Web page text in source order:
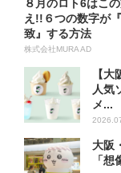
８月のロト6はこ
え!!６つの数字が
致』する方法
株式会社MURA AD
【
人気
メ...
大阪
「